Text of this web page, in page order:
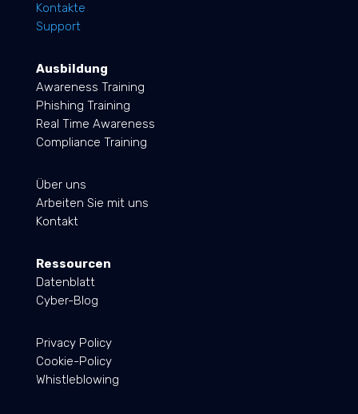
Kontakte
Support
Ausbildung
Awareness Training
Phishing Training
Real Time Awareness
Compliance Training
Über uns
Arbeiten Sie mit uns
Kontakt
Ressourcen
Datenblatt
Cyber-Blog
Privacy Policy
Cookie-Policy
Whistleblowing